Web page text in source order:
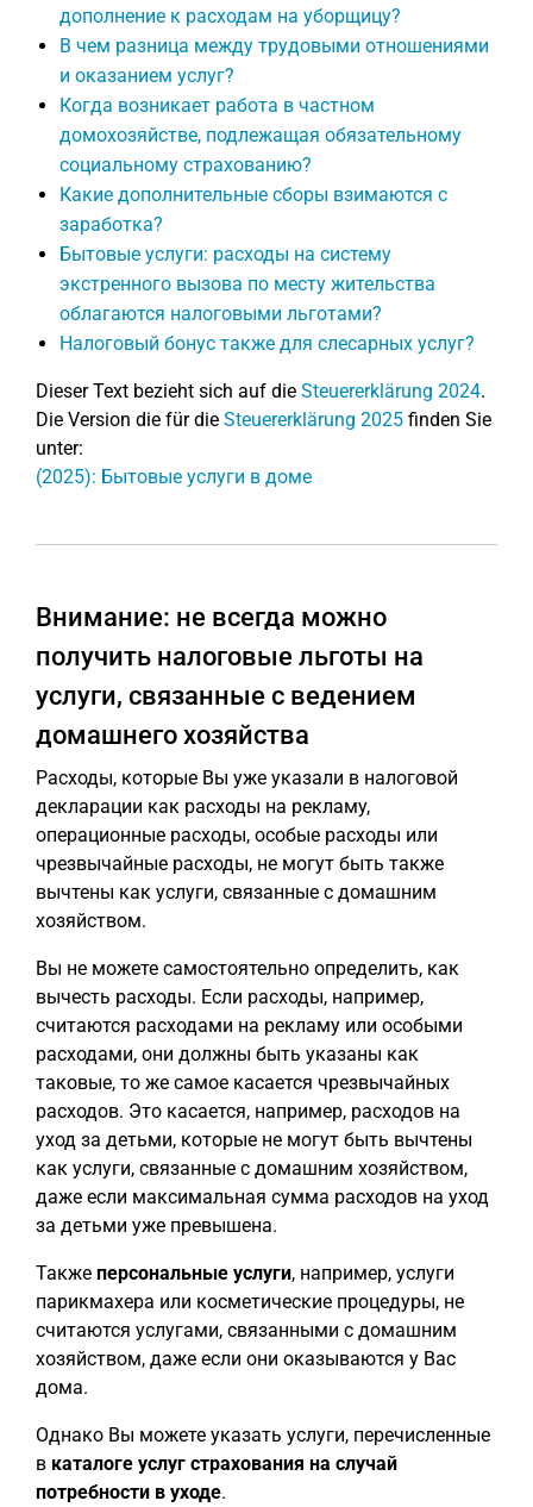
дополнение к расходам на уборщицу?
В чем разница между трудовыми отношениями
и оказанием услуг?
Когда возникает работа в частном
домохозяйстве, подлежащая обязательному
социальному страхованию?
Какие дополнительные сборы взимаются с
заработка?
Бытовые услуги: расходы на систему
экстренного вызова по месту жительства
облагаются налоговыми льготами?
Налоговый бонус также для слесарных услуг?
Dieser Text bezieht sich auf die Steuererklärung 2024.
Die Version die für die Steuererklärung 2025 finden Sie
unter:
(2025): Бытовые услуги в доме
Внимание: не всегда можно
получить налоговые льготы на
услуги, связанные с ведением
домашнего хозяйства
Расходы, которые Вы уже указали в налоговой
декларации как расходы на рекламу,
операционные расходы, особые расходы или
чрезвычайные расходы, не могут быть также
вычтены как услуги, связанные с домашним
хозяйством.
Вы не можете самостоятельно определить, как
вычесть расходы. Если расходы, например,
считаются расходами на рекламу или особыми
расходами, они должны быть указаны как
таковые, то же самое касается чрезвычайных
расходов. Это касается, например, расходов на
уход за детьми, которые не могут быть вычтены
как услуги, связанные с домашним хозяйством,
даже если максимальная сумма расходов на уход
за детьми уже превышена.
Также персональные услуги, например, услуги
парикмахера или косметические процедуры, не
считаются услугами, связанными с домашним
хозяйством, даже если они оказываются у Вас
дома.
Однако Вы можете указать услуги, перечисленные
в каталоге услуг страхования на случай
потребности в уходе.